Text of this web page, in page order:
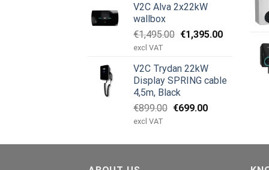
var:
är:
V2C Alva 2x22kW
wallbox
€1,495.00 Det
var:
€1,495.00.
€1,395.00Det
nuvarande
€1,395.00.
excl VAT
V2C Trydan 22kW
Display SPRING cable
4,5m, Black
€899.00 Det
var:
€699.00Det
är:
excl VAT